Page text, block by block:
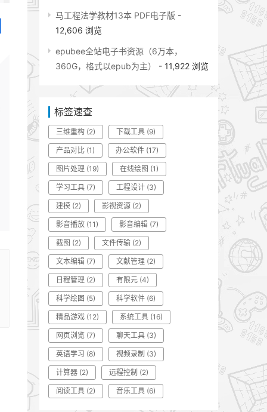
马工程法学教材13本 PDF电子版 -
12,606 浏览
epubee全站电子书资源（6万本，
360G，格式以epub为主）
- 11,922 浏览
标签速查
三维重构 (2) 下载工具 (9)
产品对比 (1) 办公软件 (17)
图片处理 (19) 在线绘图 (1)
学习工具 (7) 工程设计 (3)
建模 (2) 影视资源 (2)
影音播放 (11) 影音编辑 (7)
截图 (2) 文件传输 (2)
文本编辑 (7) 文献管理 (2)
日程管理 (2) 有限元 (4)
科学绘图 (5) 科学软件 (6)
精品游戏 (12) 系统工具 (16)
网页浏览 (7) 聊天工具 (3)
英语学习 (8) 视频录制 (3)
计算器 (2) 远程控制 (2)
阅读工具 (2) 音乐工具 (6)